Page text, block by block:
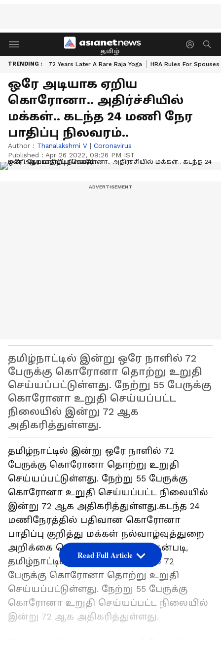
தமிழ்
TRENDING : 72 Years Later A Rare Raja Yoga HRA Rules For Spouses
ஒரே அடியாக ஏறிய
கொரோனா.. அதிர்ச்சியில்
மக்கள்.. கடந்த 24 மணி நேர
பாதிப்பு நிலவரம்..
Author : Thanalakshmi V | Coronavirus
Published : Apr 26 2022, 09:26 PM IST
தமிழ்நாட்டில் இன்று ஒரே நாளில் 72
பேருக்கு கொரோனா தொற்று உறுதி
செய்யப்பட்டுள்ளது. நேற்று 55 பேருக்கு
கொரோனா உறுதி செய்யப்பட்ட
நிலையில் இன்று 72 ஆக
அதிகரித்துள்ளது.
தமிழ்நாட்டில் இன்று ஒரே நாளில் 72
பேருக்கு கொரோனா தொற்று உறுதி
செய்யப்பட்டுள்ளது. நேற்று 55 பேருக்கு
கொரோனா உறுதி செய்யப்பட்ட நிலையில்
இன்று 72 ஆக அதிகரித்துள்ளது.கடந்த 24
மணிநேரத்தில் பதிவான கொரோனா
பாதிப்பு குறித்து மக்கள் நல்வாழ்வுத்துறை
அறிக்கை வெளியிட்டுள்ளது. அதன்படி,
தமிழ்நாட்டில் இன்று ஒரே நாளில் 72
பேருக்கு கொரோனா தொற்று உறுதி
செய்யப்பட்டுள்ளது. நேற்று 55 பேருக்கு
கொரோனா உறுதி செய்யப்பட்ட நிலையில்
இன்று 72 ஆக அதிகரித்துள்ளது.
Read Full Article